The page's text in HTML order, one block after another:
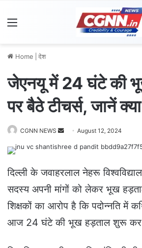
Home देश
जेएनयू में 24 घंटे की
पर बैठे टीचर्स, जानें
CGNN NEWS
a
n
e
a
August 12, 2024
दिल्ली के जवाहरलाल नेहरू
सदस्य अपनी मांगों को लेकर भूख
शिक्षकों का आरोप है कि पदोन्नति में
आज 24 घंटे की भूख हड़ताल शुरू कर